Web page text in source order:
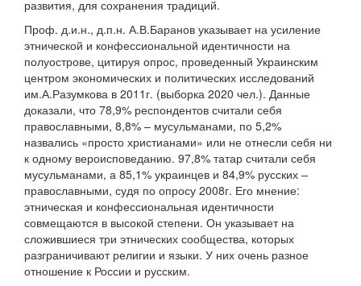
развития, для сохранения традиций.
Проф. д.и.н., д.п.н. А.В.Баранов указывает на усиление
этнической и конфессиональной идентичности на
полуострове, цитируя опрос, проведенный Украинским
центром экономических и политических исследований
им.А.Разумкова в 2011г. (выборка 2020 чел.). Данные
доказали, что 78,9% респондентов считали себя
православными, 8,8% – мусульманами, по 5,2%
назвались «просто христианами» или не отнесли себя ни
к одному вероисповеданию. 97,8% татар считали себя
мусульманами, а 85,1% украинцев и 84,9% русских –
православными, судя по опросу 2008г. Его мнение:
этническая и конфессиональная идентичности
совмещаются в высокой степени. Он указывает на
сложившиеся три этнических сообщества, которых
разграничивают религии и языки. У них очень разное
отношение к России и русским.